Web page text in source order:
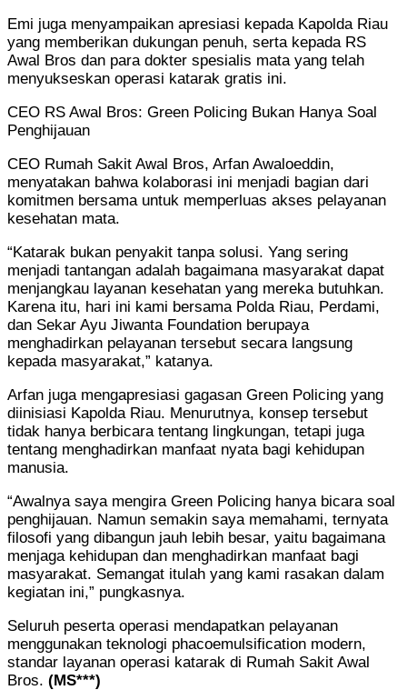
Emi juga menyampaikan apresiasi kepada Kapolda Riau
yang memberikan dukungan penuh, serta kepada RS
Awal Bros dan para dokter spesialis mata yang telah
menyukseskan operasi katarak gratis ini.
CEO RS Awal Bros: Green Policing Bukan Hanya Soal
Penghijauan
CEO Rumah Sakit Awal Bros, Arfan Awaloeddin,
menyatakan bahwa kolaborasi ini menjadi bagian dari
komitmen bersama untuk memperluas akses pelayanan
kesehatan mata.
“Katarak bukan penyakit tanpa solusi. Yang sering
menjadi tantangan adalah bagaimana masyarakat dapat
menjangkau layanan kesehatan yang mereka butuhkan.
Karena itu, hari ini kami bersama Polda Riau, Perdami,
dan Sekar Ayu Jiwanta Foundation berupaya
menghadirkan pelayanan tersebut secara langsung
kepada masyarakat,” katanya.
Arfan juga mengapresiasi gagasan Green Policing yang
diinisiasi Kapolda Riau. Menurutnya, konsep tersebut
tidak hanya berbicara tentang lingkungan, tetapi juga
tentang menghadirkan manfaat nyata bagi kehidupan
manusia.
“Awalnya saya mengira Green Policing hanya bicara soal
penghijauan. Namun semakin saya memahami, ternyata
filosofi yang dibangun jauh lebih besar, yaitu bagaimana
menjaga kehidupan dan menghadirkan manfaat bagi
masyarakat. Semangat itulah yang kami rasakan dalam
kegiatan ini,” pungkasnya.
Seluruh peserta operasi mendapatkan pelayanan
menggunakan teknologi phacoemulsification modern,
standar layanan operasi katarak di Rumah Sakit Awal
Bros. (MS***)